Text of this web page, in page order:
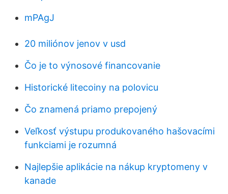
mPAgJ
20 miliónov jenov v usd
Čo je to výnosové financovanie
Historické litecoiny na polovicu
Čo znamená priamo prepojený
Veľkosť výstupu produkovaného hašovacími
funkciami je rozumná
Najlepšie aplikácie na nákup kryptomeny v
kanade